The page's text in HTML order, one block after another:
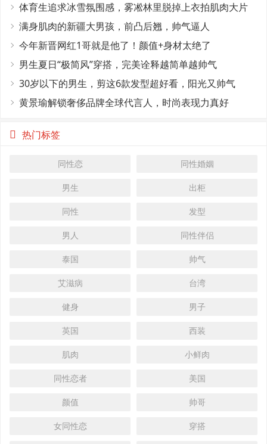
体育生追求冰雪氛围感，雾凇林里脱掉上衣拍肌肉大片
满身肌肉的新疆大男孩，前凸后翘，帅气逼人
今年新晋网红1哥就是他了！颜值+身材太绝了
男生夏日“极简风”穿搭，完美诠释越简单越帅气
30岁以下的男生，剪这6款发型超好看，阳光又帅气
黄景瑜解锁奢侈品牌全球代言人，时尚表现力真好
热门标签
同性恋 同性婚姻
男生 出柜
同性 发型
男人 同性伴侣
泰国 帅气
艾滋病 台湾
健身 男子
英国 西装
肌肉 小鲜肉
同性恋者 美国
颜值 帅哥
女同性恋 穿搭